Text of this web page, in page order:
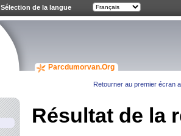
Parcdumorvan.Org
Retourner au premier écran
Résultat de la
Sélection de la langue